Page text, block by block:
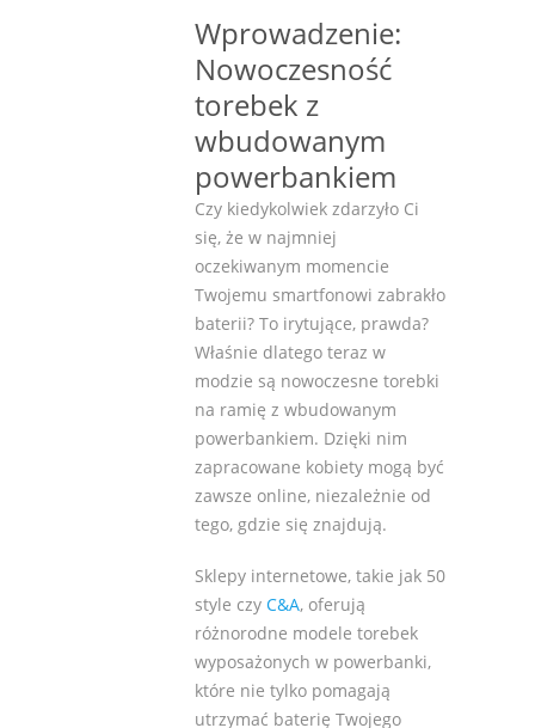
Wprowadzenie:
Nowoczesność
torebek z
wbudowanym
powerbankiem
Czy kiedykolwiek zdarzyło Ci
się, że w najmniej
oczekiwanym momencie
Twojemu smartfonowi zabrakło
baterii? To irytujące, prawda?
Właśnie dlatego teraz w
modzie są nowoczesne torebki
na ramię z wbudowanym
powerbankiem. Dzięki nim
zapracowane kobiety mogą być
zawsze online, niezależnie od
tego, gdzie się znajdują.
Sklepy internetowe, takie jak 50
style czy C&A, oferują
różnorodne modele torebek
wyposażonych w powerbanki,
które nie tylko pomagają
utrzymać baterię Twojego